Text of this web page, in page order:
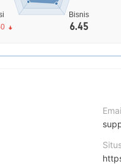
Bisnis
6.45